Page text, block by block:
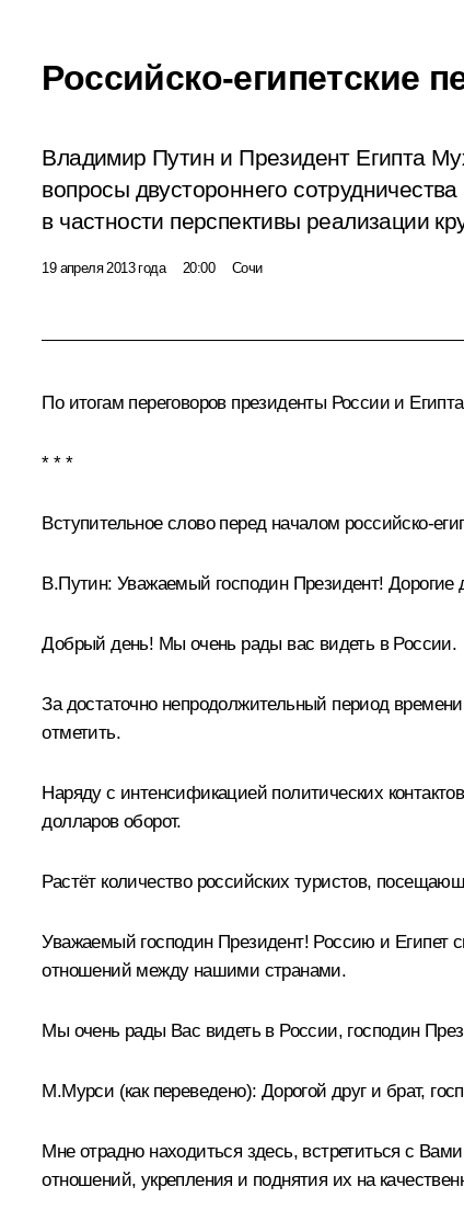
Российско-египетские
Владимир Путин и Президент Египта
вопросы двустороннего
в частности перспективы реализации
19 апреля 2013 года 20:00 Сочи
По итогам переговоров президенты России и
* * *
Вступительное слово перед началом российско-
В.Путин: Уважаемый господин Президент! Дорогие
Добрый день! Мы очень рады вас видеть в России.
За достаточно непродолжительный период
отметить.
Наряду с интенсификацией политических
долларов оборот.
Растёт количество российских туристов,
Уважаемый господин Президент! Россию и Египет
отношений между нашими странами.
Мы очень рады Вас видеть в России, господин
М.Мурси (как переведено): Дорогой друг и брат,
Мне отрадно находиться здесь, встретиться с
отношений, укрепления и поднятия их на